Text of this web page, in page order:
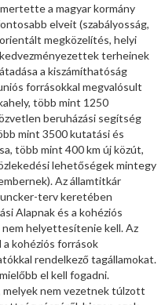
a magyar kormány
elveit (szabályosság,
megközelítés, helyi
terheinek
a kiszámíthatóság
forrásokkal megvalósult
több mint 1250
beruházási segítség
mint 3500 kutatási és
több mint 400 km új közút,
lehetőségek mintegy
Az államtitkár
terv keretében
Alapnak és a kohéziós
helyettesítenie kell. Az
kohéziós források
rendelkező tagállamokat.
el kell fogadni.
melyek nem vezetnek túlzott